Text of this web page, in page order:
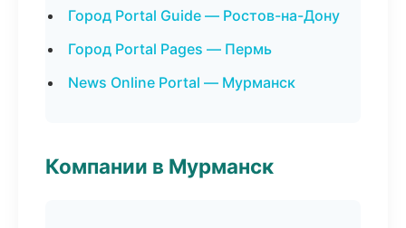
Город Portal Guide — Ростов-на-Дону
Город Portal Pages — Пермь
News Online Portal — Мурманск
Компании в Мурманск